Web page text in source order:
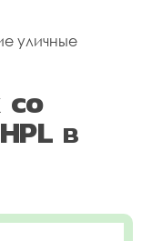
уличные
в